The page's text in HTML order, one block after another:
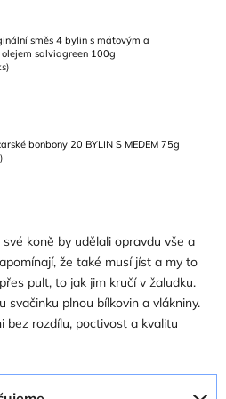
směs 4 bylin s mátovým a
salviagreen 100g
bonbony 20 BYLIN S MEDEM 75g
koně by udělali opravdu vše a
že také musí jíst a my to
pult, to jak jim kručí v žaludku.
svačinku plnou bílkovin a vlákniny.
bez rozdílu, poctivost a kvalitu